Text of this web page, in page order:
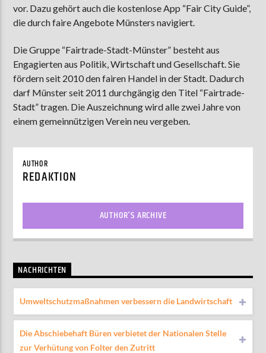
ZU HÖREN INMünster90,9 MHzSteinfurt103,9 MHz
vor. Dazu gehört auch die kostenlose App “Fair City Guide”,
die durch faire Angebote Münsters navigiert.
Die Gruppe “Fairtrade-Stadt-Münster” besteht aus
Engagierten aus Politik, Wirtschaft und Gesellschaft. Sie
fördern seit 2010 den fairen Handel in der Stadt. Dadurch
darf Münster seit 2011 durchgängig den Titel “Fairtrade-
Stadt” tragen. Die Auszeichnung wird alle zwei Jahre von
einem gemeinnützigen Verein neu vergeben.
AUTHOR
REDAKTION
AUTHOR'S ARCHIVE
NACHRICHTEN
Umweltschutzmaßnahmen verbessern die Landwirtschaft
Die Abschiebehaft Büren verbietet der Nationalen Stelle
zur Verhütung von Folter den Zutritt